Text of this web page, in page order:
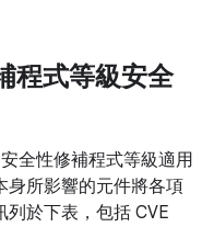
程式等級安全
全性修補程式等級適用
身所影響的元件將各項
於下表，包括 CVE